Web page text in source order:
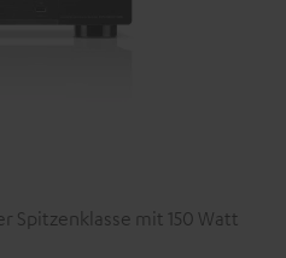
Spitzenklasse mit 150 Watt